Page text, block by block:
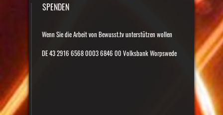
SPENDEN
Wenn Sie die Arbeit von Bewusst.tv unterstützen wollen
DE 43 2916 6568 0003 6846 00 Volksbank Worpswede